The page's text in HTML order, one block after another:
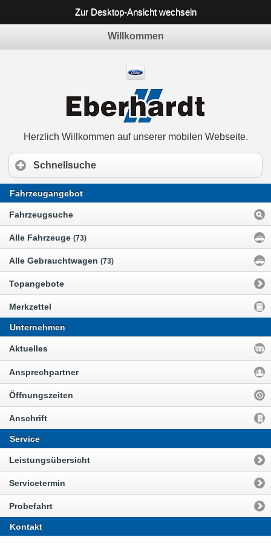
Zur Desktop-Ansicht wechseln
Willkommen
Herzlich Willkommen auf unserer mobilen Webseite.
Schnellsuche
Fahrzeugangebot
Fahrzeugsuche
Alle Fahrzeuge (73)
Alle Gebrauchtwagen (73)
Topangebote
Merkzettel
Unternehmen
Aktuelles
Ansprechpartner
Öffnungszeiten
Anschrift
Service
Leistungsübersicht
Servicetermin
Probefahrt
Kontakt